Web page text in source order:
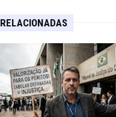
RELACIONADAS